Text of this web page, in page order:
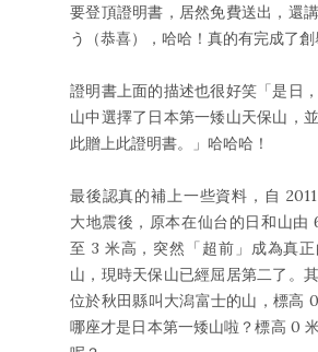
要登頂證明書，居然免費送出，還
う（恭喜），哈哈！真的有完成了創
證明書上面的描述也很好笑「是日
山中選擇了日本第一矮山天保山，
此贈上此證明書。」哈哈哈！
最後認真的補上一些資料，自
大地震後，原本在仙台的日和山由
至 3 米高，突然「超前」成為真
山，現時天保山已經屈居第二了。
位於秋田縣叫大潟富士的山，標高 0
哪座才是日本第一矮山啦？標高 0